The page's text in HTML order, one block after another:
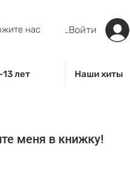
нас Войти
13 лет Наши хиты
меня в книжку!